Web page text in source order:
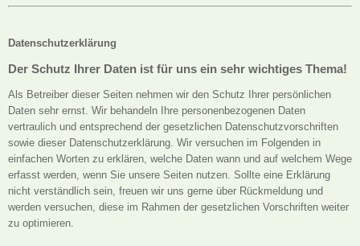
Datenschutzerklärung
Der Schutz Ihrer Daten ist für uns ein sehr wichtiges Thema!
Als Betreiber dieser Seiten nehmen wir den Schutz Ihrer persönlichen
Daten sehr ernst. Wir behandeln Ihre personenbezogenen Daten
vertraulich und entsprechend der gesetzlichen Datenschutzvorschriften
sowie dieser Datenschutzerklärung. Wir versuchen im Folgenden in
einfachen Worten zu erklären, welche Daten wann und auf welchem Wege
erfasst werden, wenn Sie unsere Seiten nutzen. Sollte eine Erklärung
nicht verständlich sein, freuen wir uns gerne über Rückmeldung und
werden versuchen, diese im Rahmen der gesetzlichen Vorschriften weiter
zu optimieren.